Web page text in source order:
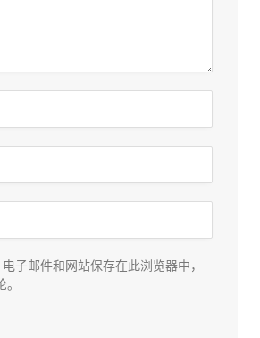
子邮件和网站保存在此浏览器中，